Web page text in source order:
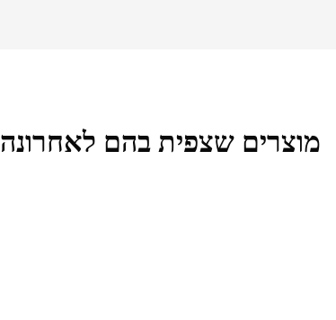
מוצרים שצפית בהם לאחרונה